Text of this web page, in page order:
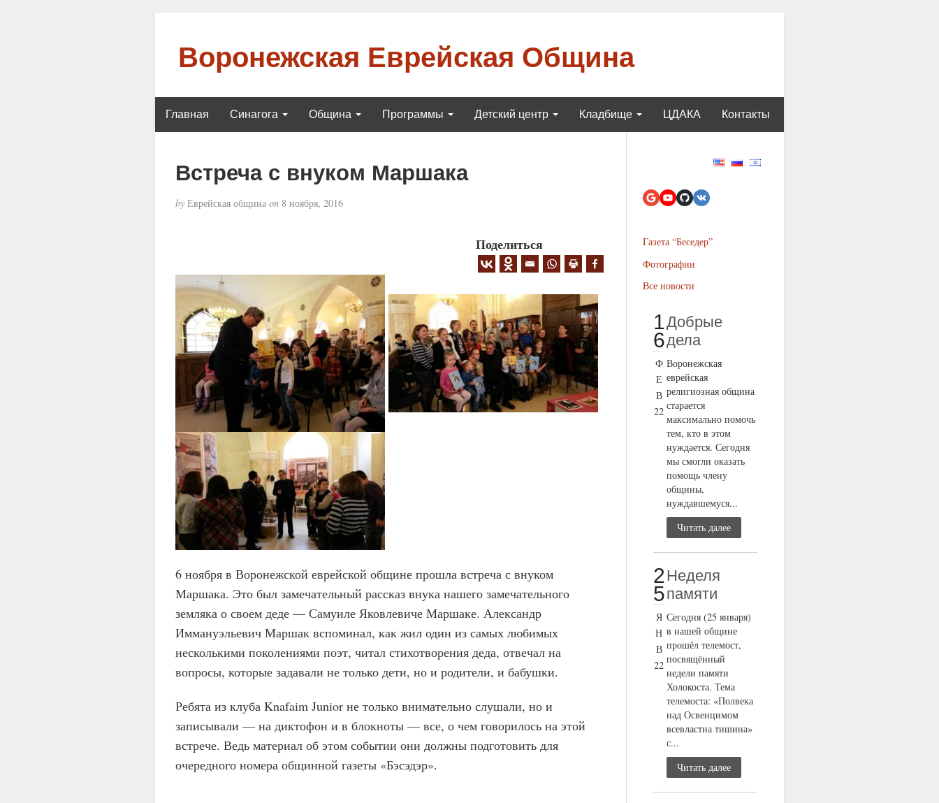
Воронежская Еврейская Община
Главная Синагога Община Программы Детский центр Кладбище ЦДАКА Контакты
Встреча с внуком Маршака
byЕврейская община on8 ноября, 2016
Поделиться
6 ноября в Воронежской еврейской общине прошла встреча с внуком
Маршака. Это был замечательный рассказ внука нашего замечательного
земляка о своем деде — Самуиле Яковлевиче Маршаке. Александр
Иммануэльевич Маршак вспоминал, как жил один из самых любимых
несколькими поколениями поэт, читал стихотворения деда, отвечал на
вопросы, которые задавали не только дети, но и родители, и бабушки.
Ребята из клуба Knafaim Junior не только внимательно слушали, но и
записывали — на диктофон и в блокноты — все, о чем говорилось на этой
встрече. Ведь материал об этом событии они должны подготовить для
очередного номера общинной газеты «Бэсэдэр».
Газета “Беседер”
Фотографии
Все новости
1
6
Ф
Е
В
22
Добрые
дела
Воронежская
еврейская
религиозная община
старается
максимально помочь
тем, кто в этом
нуждается. Сегодня
мы смогли оказать
помощь члену
общины,
нуждавшемуся...
Читать далее
2
5
Я
Н
В
22
Неделя
памяти
Сегодня (25 января)
в нашей общине
прошёл телемост,
посвящённый
недели памяти
Холокоста. Тема
телемоста: «Полвека
над Освенцимом
всевластна тишина»
с...
Читать далее